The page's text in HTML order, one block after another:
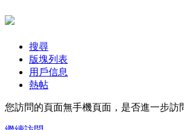
搜尋
版塊列表
用戶信息
熱帖
您訪問的頁面無手機頁面，是否進一步訪